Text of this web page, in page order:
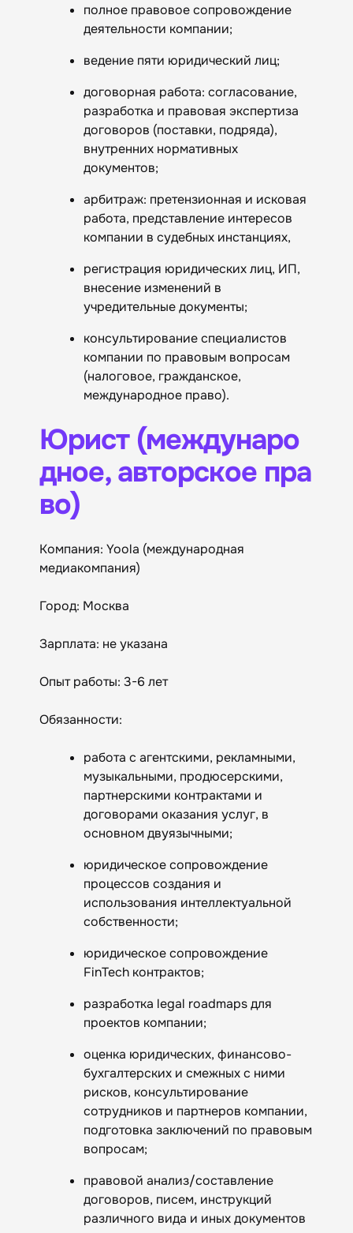
полное правовое сопровождение
деятельности компании;
ведение пяти юридический лиц;
договорная работа: согласование,
разработка и правовая экспертиза
договоров (поставки, подряда),
внутренних нормативных
документов;
арбитраж: претензионная и исковая
работа, представление интересов
компании в судебных инстанциях,
регистрация юридических лиц, ИП,
внесение изменений в
учредительные документы;
консультирование специалистов
компании по правовым вопросам
(налоговое, гражданское,
международное право).
Юрист (междунаро
дное, авторское пра
во)
Компания: Yoola (международная
медиакомпания)
Город: Москва
Зарплата: не указана
Опыт работы: 3-6 лет
Обязанности:
работа с агентскими, рекламными,
музыкальными, продюсерскими,
партнерскими контрактами и
договорами оказания услуг, в
основном двуязычными;
юридическое сопровождение
процессов создания и
использования интеллектуальной
собственности;
юридическое сопровождение
FinTech контрактов;
разработка legal roadmaps для
проектов компании;
оценка юридических, финансово-
бухгалтерских и смежных с ними
рисков, консультирование
сотрудников и партнеров компании,
подготовка заключений по правовым
вопросам;
правовой анализ/составление
договоров, писем, инструкций
различного вида и иных документов